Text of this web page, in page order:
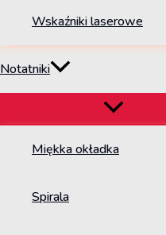
Wskaźniki laserowe
Notatniki
Miękka okładka
Spirala